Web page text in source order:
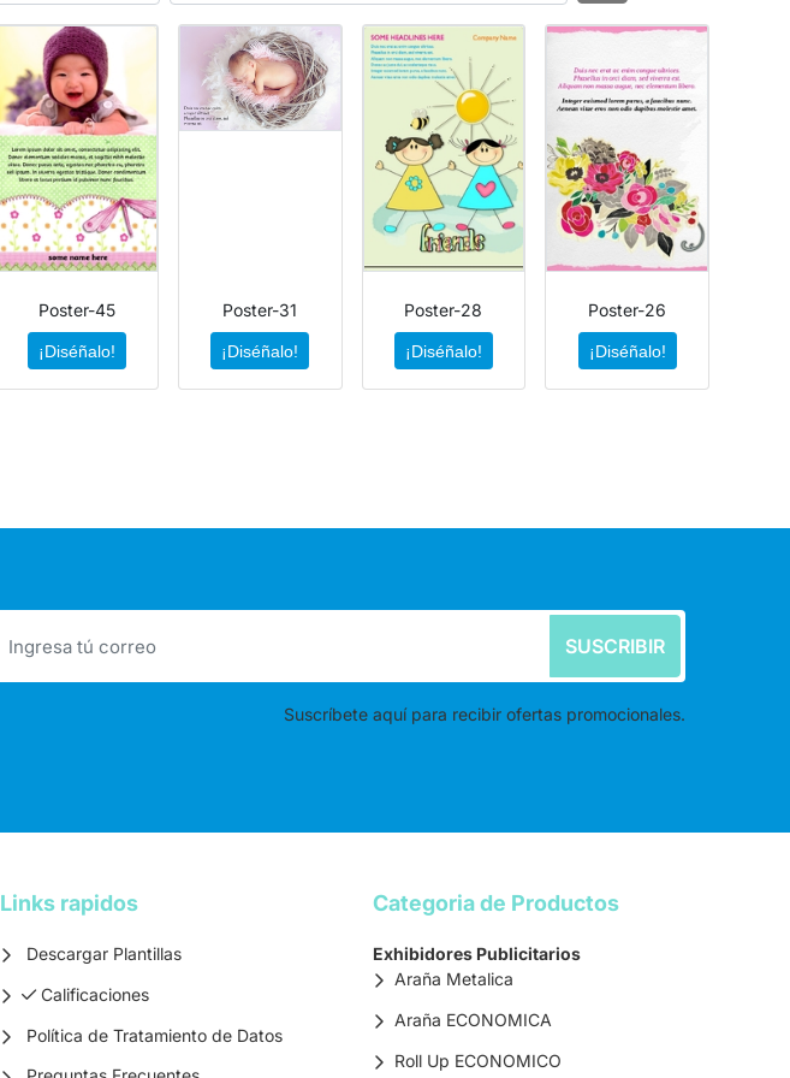
Poster-45
¡Diséñalo!
Poster-31
¡Diséñalo!
Poster-28
¡Diséñalo!
Poster-26
¡Diséñalo!
SUSCRIBIR
Suscríbete aquí para recibir ofertas promocionales.
Links rapidos
Descargar Plantillas
Calificaciones
Calificaciones
Política de Tratamiento de Datos
Categoria de Productos
Exhibidores Publicitarios
Araña Metalica
Araña ECONOMICA
Roll Up ECONOMICO